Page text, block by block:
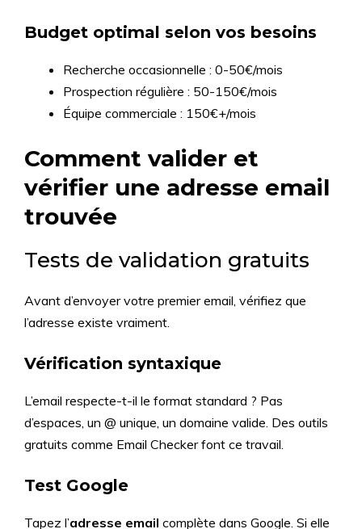
Budget optimal selon vos besoins
Recherche occasionnelle : 0-50€/mois
Prospection régulière : 50-150€/mois
Équipe commerciale : 150€+/mois
Comment valider et
vérifier une adresse email
trouvée
Tests de validation gratuits
Avant d’envoyer votre premier email, vérifiez que
l’adresse existe vraiment.
Vérification syntaxique
L’email respecte-t-il le format standard ? Pas
d’espaces, un @ unique, un domaine valide. Des outils
gratuits comme Email Checker font ce travail.
Test Google
Tapez l’adresse email complète dans Google. Si elle